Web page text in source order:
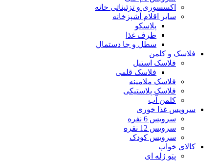
اکسسوری و تزئیناتی خانه
سایر اقلام آشپزخانه
پلاسکو
ظرف غذا
سطل و جا دستمال
فلاسک و کلمن
فلاسک استیل
فلاسک قلمی
فلاسک ملامینه
فلاسک پلاستیکی
کلمن آب
سرویس غذا خوری
سرویس 6 نفره
سرویس 12 نفره
سرویس کودک
کالای خواب
پتو ژله ای